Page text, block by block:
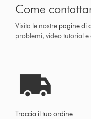
Come
Visita le nostre pagine di
problemi, video tutorial e
Traccia il tuo ordine